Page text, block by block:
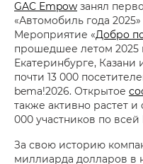
GAC Empow занял
«Автомобиль года
Мероприятие «Добро
прошедшее летом 2025
Екатеринбурге,
почти 13 000
bema!2026. Открытое
также активно растет и
000 участников по всей
За свою историю
миллиарда долларов в